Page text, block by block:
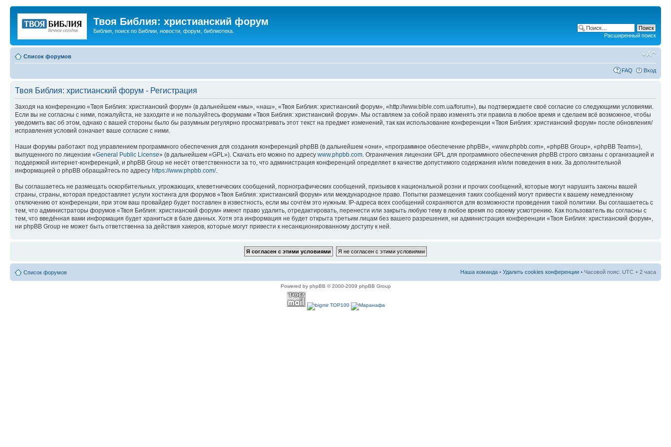
Твоя Библия: христианский форум
Библия, поиск по Библии, новости, форум, библиотека.
Расширенный поиск
Список форумов
FAQ Вход
Твоя Библия: христианский форум - Регистрация
Заходя на конференцию «Твоя Библия: христианский форум» (в дальнейшем «мы», «наш», «Твоя Библия: христианский форум», «http://www.bible.com.ua/forum»), вы подтверждаете своё согласие со следующими условиями.
Если вы не согласны с ними, пожалуйста, не заходите и не пользуйтесь форумами «Твоя Библия: христианский форум». Мы оставляем за собой право изменять эти правила в любое время и сделаем всё возможное, чтобы
уведомить вас об этом, однако с вашей стороны было бы разумным регулярно просматривать этот текст на предмет изменений, так как использование конференции «Твоя Библия: христианский форум» после обновления/
исправления условий означает ваше согласие с ними.
Наши форумы работают под управлением программного обеспечения для создания конференций phpBB (в дальнейшем «они», «программное обеспечение phpBB», «www.phpbb.com», «phpBB Group», «phpBB Teams»),
выпущенного по лицензии «General Public License» (в дальнейшем «GPL»). Скачать его можно по адресу www.phpbb.com . Ограничения лицензии GPL для программного обеспечения phpBB строго связаны с организацией и
поддержкой интернет-конференций, и phpBB Group не несёт ответственности за то, что администрация конференций определяет в качестве допустимого содержания и/или поведения в них. За дополнительной
информацией о phpBB обращайтесь по адресу https://www.phpbb.com/.
Вы соглашаетесь не размещать оскорбительных, угрожающих, клеветнических сообщений, порнографических сообщений, призывов к национальной розни и прочих сообщений, которые могут нарушить законы вашей
страны, страны, которая предоставляет услуги хостинга для форумов «Твоя Библия: христианский форум» или международное право. Попытки размещения таких сообщений могут привести к вашему немедленному
отключению от конференции, при этом ваш провайдер будет поставлен в известность, если мы сочтём это нужным. IP-адреса всех сообщений сохраняются для возможности проведения такой политики. Вы соглашаетесь с
тем, что администраторы форумов «Твоя Библия: христианский форум» имеют право удалить, отредактировать, перенести или закрыть любую тему в любое время по своему усмотрению. Как пользователь вы согласны с
тем, что введённая вами информация будет храниться в базе данных. Хотя эта информация не будет открыта третьим лицам без вашего разрешения, ни администрация конференции «Твоя Библия: христианский форум»,
ни phpBB Group не может быть ответственна за действия хакеров, которые могут привести к несанкционированному доступу к ней.
Список форумов Наша команда • Удалить cookies конференции • Часовой пояс: UTC + 2 часа
Powered by phpBB © 2000-2009 phpBB Group